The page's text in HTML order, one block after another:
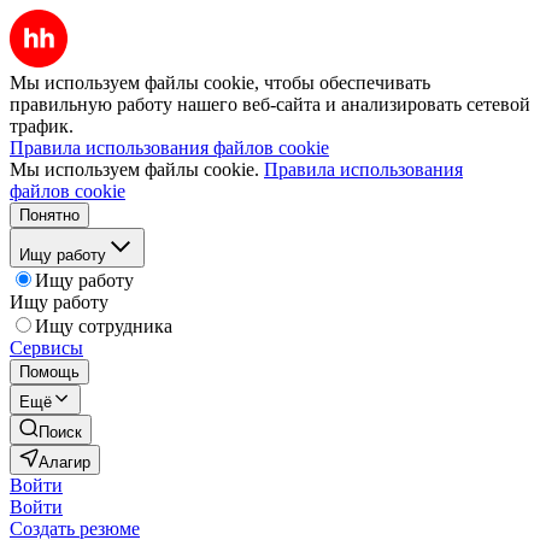
Мы используем файлы cookie, чтобы обеспечивать
правильную работу нашего веб-сайта и анализировать сетевой
трафик.
Правила использования файлов cookie
Мы используем файлы cookie. Правила использования
файлов cookie
Понятно
Ищу работу
Ищу работу
Ищу работу
Ищу сотрудника
Сервисы
Помощь
Ещё
Поиск
Алагир
Войти
Войти
Создать резюме